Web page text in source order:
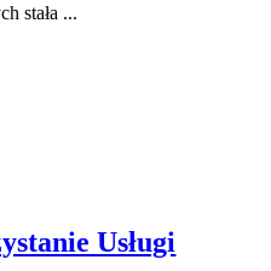
stała ...
Usługi